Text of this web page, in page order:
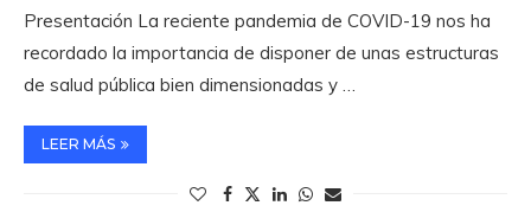
Presentación La reciente pandemia de COVID-19 nos ha
recordado la importancia de disponer de unas es­tructuras
de salud pública bien dimensionadas y …
LEER MÁS